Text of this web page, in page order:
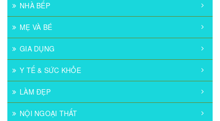
NHÀ BẾP
MẸ VÀ BÉ
GIA DỤNG
Y TẾ & SỨC KHỎE
LÀM ĐẸP
NỘI NGOẠI THẤT